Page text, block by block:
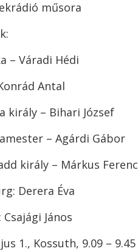
műsora
– Váradi Hédi
Antal
király – Bihari József
– Agárdi Gábor
király – Márkus Ferenc
Derera Éva
Csajági János
1., Kossuth, 9.09 – 9.45